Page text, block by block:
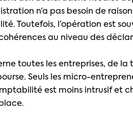
n’a pas besoin de
Toutefois, l’opération est
au niveau des
toutes les entreprises, de
Seuls les micro-
est moins intrusif et